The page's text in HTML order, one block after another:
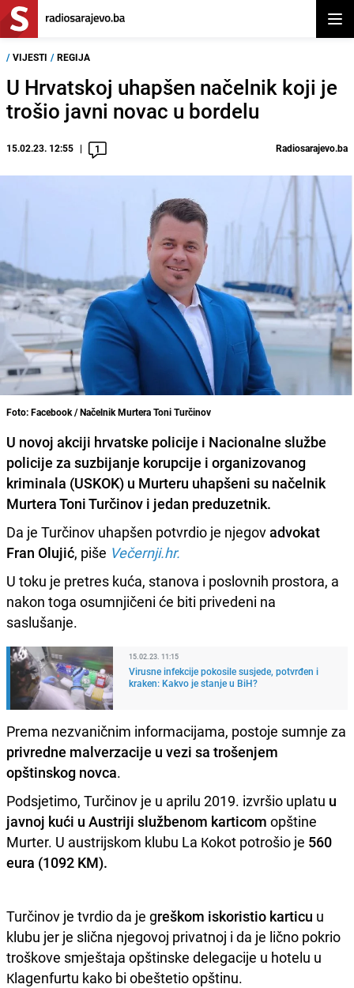
/ VIJESTI / REGIJA
U Hrvatskoj uhapšen načelnik koji je
trošio javni novac u bordelu
15.02.23. 12:55 1 Radiosarajevo.ba
Foto: Facebook / Načelnik Murtera Toni Turčinov
U novoj akciji hrvatske policije i Nacionalne službe
policije za suzbijanje korupcije i organizovanog
kriminala (USKOK) u Murteru uhapšeni su načelnik
Murtera Toni Turčinov i jedan preduzetnik.
Da je Turčinov uhapšen potvrdio je njegovadvokat
Fran Olujić, piše Večernji.hr.
U toku je pretres kuća, stanova i poslovnih prostora, a
nakon toga osumnjičeni će biti privedeni na
saslušanje.
15.02.23. 11:15
Virusne infekcije pokosile susjede, potvrđen i
kraken: Kakvo je stanje u BiH?
Prema nezvaničnim informacijama, postoje sumnje za
privredne malverzacije u vezi sa trošenjem
opštinskog novca.
Podsjetimo, Turčinov je u aprilu 2019. izvršio uplatu u
javnoj kući u Austriji službenom karticom opštine
Murter. U austrijskom klubu La Кokot potrošio je 560
eura (1092 KM).
Turčinov je tvrdio da je greškom iskoristio karticu u
klubu jer je slična njegovoj privatnoj i da je lično pokrio
troškove smještaja opštinske delegacije u hotelu u
Кlagenfurtu kako bi obeštetio opštinu.